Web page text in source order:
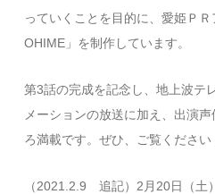
っていくことを目的に、愛姫Ｐ
OHIME」を制作しています。
第3話の完成を記念し、地上波テ
メーションの放送に加え、出演
ろ満載です。ぜひ、ご覧ください
（2021.2.9 追記）2月20日（土